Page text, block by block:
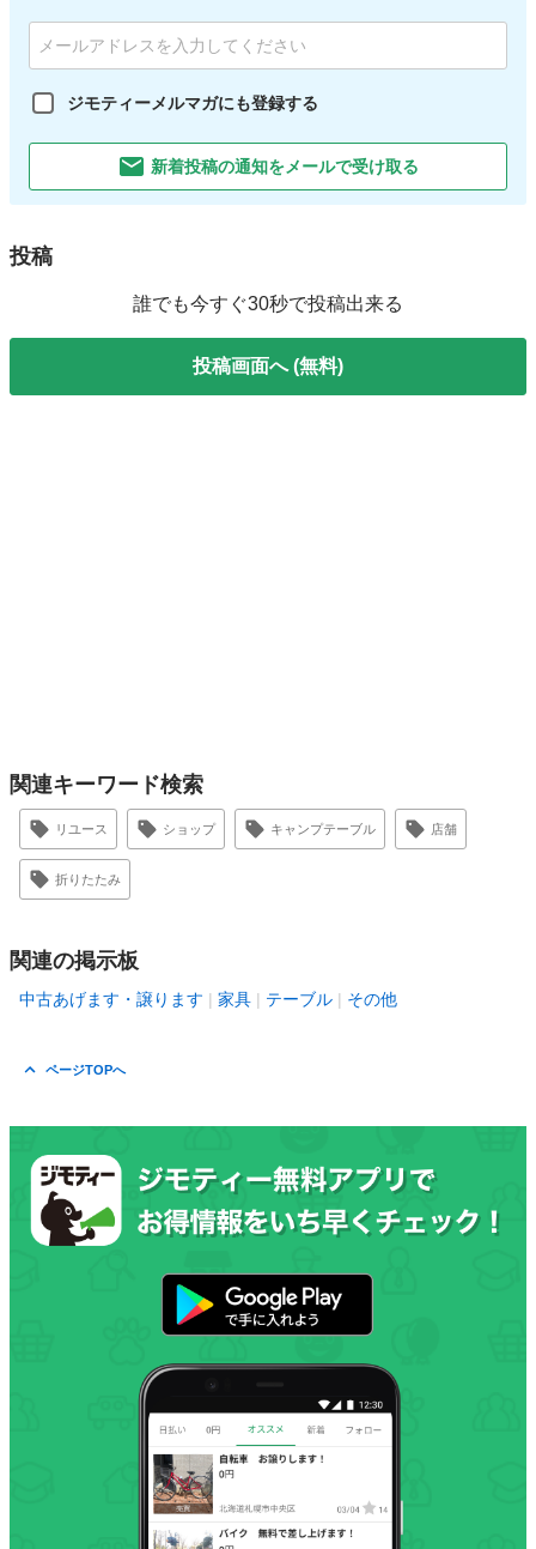
ジモティーメルマガにも登録する
新着投稿の通知をメールで受け取る
投稿
誰でも今すぐ30秒で投稿出来る
投稿画面へ (無料)
関連キーワード検索
リユース ショップ キャンプテーブル 店舗
折りたたみ
関連の掲示板
中古あげます・譲ります 家具 テーブル その他
ページTOPへ